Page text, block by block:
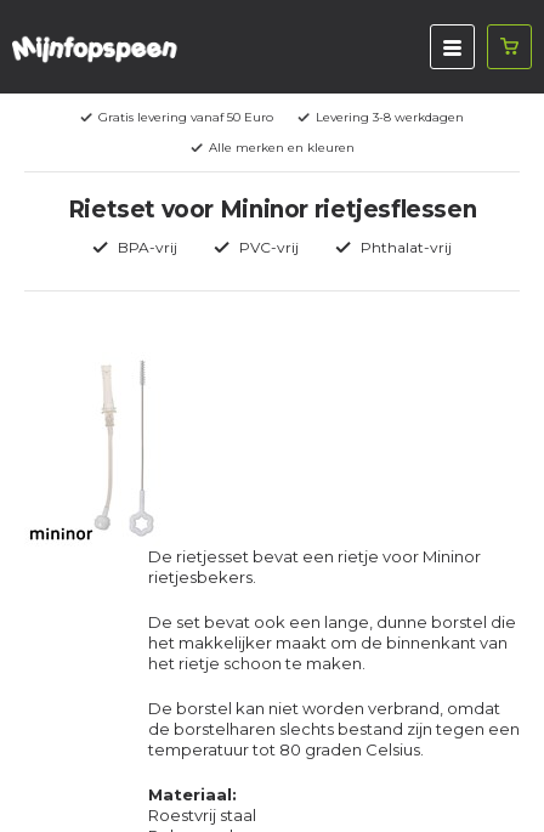
Gratis levering vanaf 50 Euro
Levering 3-8 werkdagen
Alle merken en kleuren
Rietset voor Mininor rietjesflessen
BPA-vrij PVC-vrij Phthalat-vrij
De rietjesset bevat een rietje voor Mininor
rietjesbekers.
De set bevat ook een lange, dunne borstel die
het makkelijker maakt om de binnenkant van
het rietje schoon te maken.
De borstel kan niet worden verbrand, omdat
de borstelharen slechts bestand zijn tegen een
temperatuur tot 80 graden Celsius.
Materiaal:
Roestvrij staal